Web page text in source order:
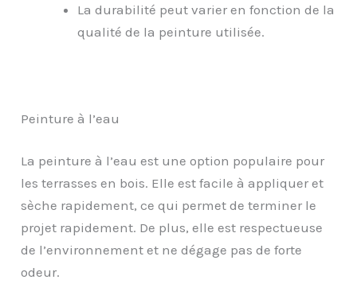
La durabilité peut varier en fonction de la
qualité de la peinture utilisée.
Peinture à l’eau
La peinture à l’eau est une option populaire pour
les terrasses en bois. Elle est facile à appliquer et
sèche rapidement, ce qui permet de terminer le
projet rapidement. De plus, elle est respectueuse
de l’environnement et ne dégage pas de forte
odeur.